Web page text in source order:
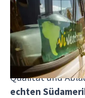
Träume
und echter
Reise selbst
dir so nicht nur
bieten, sondern
Qualität und
echten